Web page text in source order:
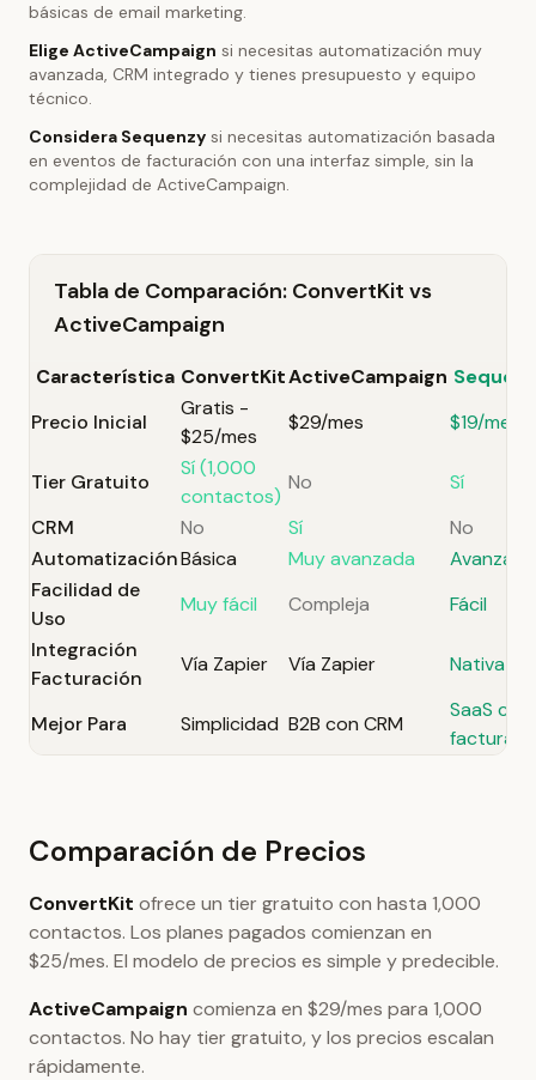
básicas de email marketing.
Elige ActiveCampaign si necesitas automatización muy
avanzada, CRM integrado y tienes presupuesto y equipo
técnico.
Considera Sequenzy si necesitas automatización basada
en eventos de facturación con una interfaz simple, sin la
complejidad de ActiveCampaign.
Tabla de Comparación: ConvertKit vs
ActiveCampaign
Característica ConvertKitActiveCampaign
Precio Inicial
Gratis -
$25/mes
$29/mes $19/mes
Tier Gratuito
Sí (1,000
contactos)
No
Sí
CRM
No Sí
No
AutomatizaciónBásica Muy avanzada
Avanzada
Facilidad de
Uso
Muy fácil Compleja
Fácil
Integración
Facturación
Vía Zapier Vía Zapier Nativa
Mejor Para Simplicidad B2B con CRM
SaaS con
Comparación de Precios
ConvertKit ofrece un tier gratuito con hasta 1,000
contactos. Los planes pagados comienzan en
$25/mes. El modelo de precios es simple y predecible.
ActiveCampaign comienza en $29/mes para 1,000
contactos. No hay tier gratuito, y los precios escalan
rápidamente.